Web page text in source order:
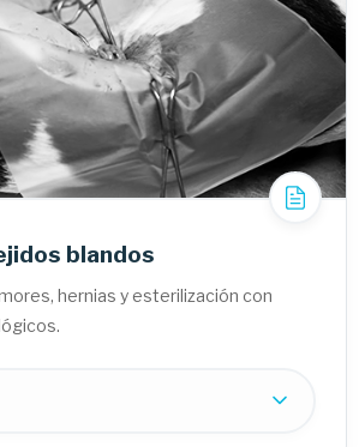
fracturas:
(LCA):
blandos
hernias y esterilización con